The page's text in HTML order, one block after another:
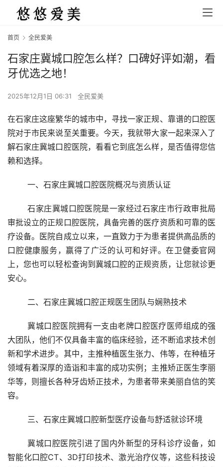
首页 全民爱美
石家庄冀城口腔怎么样？口碑好评如潮，看
牙优选之地！
2025年12月1日 06:31 全民爱美
在石家庄这座繁华的城市中，寻找一家正规、靠谱的口腔医
院对于市民来说至关重要。今天，我就带大家一起来深入了
解石家庄冀城口腔医院，看看它到底怎么样，是否值得您信
赖和选择。
	一、石家庄冀城口腔医院概况与资质认证
	石家庄冀城口腔医院是一家经过石家庄市行政审批局
审批设立的正规口腔医院，具备完善的医疗资质和可靠的医
疗设备。医院自成立以来，一直致力于为患者提供高品质的
口腔健康服务，赢得了广泛的认可和好评。在卫健委官网
上，您也可以轻松查询到冀城口腔的正规资质，让您就诊更
安心。
	二、石家庄冀城口腔正规医生团队与娴熟技术
	冀城口腔医院拥有一支由老牌口腔医疗医师组成的强
大团队，他们不仅具备丰富的临床经验，还不断追求技术创
新和学术进步。其中，主推种植医生张力、伟等，在种植牙
领域有着深厚的造诣和丰富的成功实例；主推矫正医生李丽
华等，则擅长各种牙齿矫正技术，为患者带来美丽自信的笑
容。
	三、石家庄冀城口腔新型医疗设备与舒适就诊环境
	冀城口腔医院引进了国内外新型的牙科诊疗设备，如
智能化口腔CT、3D打印技术、激光治疗仪等，这些科技设